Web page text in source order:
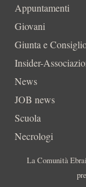
Appuntamenti
Giovani
Giunta e
Insider-
News
JOB news
Scuola
Necrologi
La Comunità